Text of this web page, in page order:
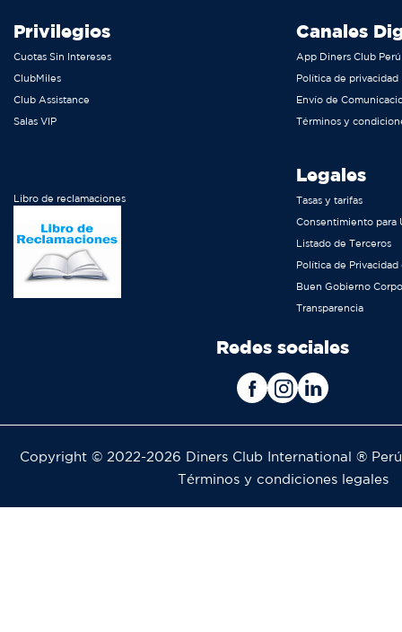
Privilegios
Cuotas Sin Intereses
ClubMiles
Club Assistance
Salas VIP
Canales
App Diners Club Perú
Política de privacidad
Envío de
Términos y
Legales
Tasas y tarifas
Consentimiento para
Listado de Terceros
Política de Privacidad
Buen Gobierno
Transparencia
Redes sociales
Libro de reclamaciones
Copyright © 2022-2026 Diners Club International ®
Pie
de
Términos y condiciones legales